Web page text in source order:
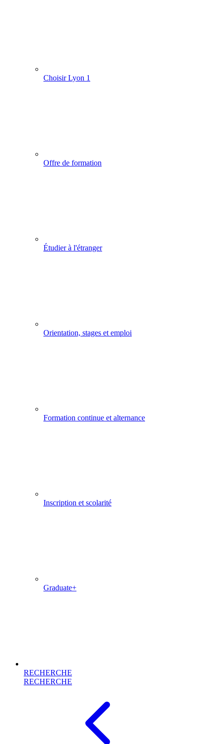
Choisir Lyon 1
Offre de formation
Étudier à l'étranger
Orientation, stages et emploi
Formation continue et alternance
Inscription et scolarité
Graduate+
RECHERCHE
RECHERCHE